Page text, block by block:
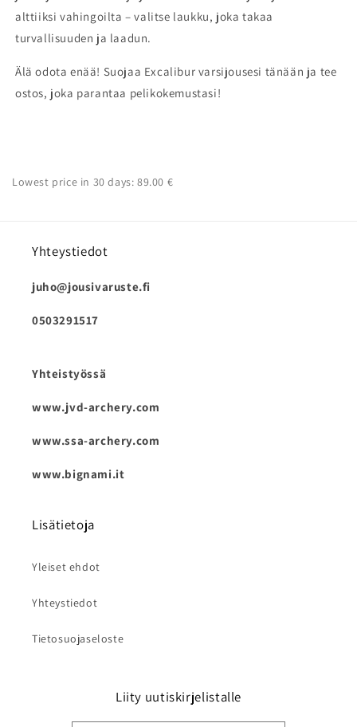
alttiiksi vahingoilta – valitse laukku, joka takaa
turvallisuuden ja laadun.
Älä odota enää! Suojaa Excalibur varsijousesi tänään ja tee
ostos, joka parantaa pelikokemustasi!
Lowest price in 30 days: 89.00 €
Yhteystiedot
juho@jousivaruste.fi
0503291517
Yhteistyössä
www.jvd-archery.com
www.ssa-archery.com
www.bignami.it
Lisätietoja
Yleiset ehdot
Yhteystiedot
Tietosuojaseloste
Liity uutiskirjelistalle